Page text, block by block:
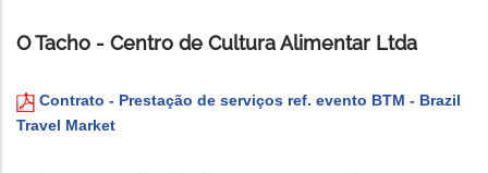
O Tacho - Centro de Cultura Alimentar Ltda
Contrato - Prestação de serviços ref. evento BTM - Brazil
Travel Market